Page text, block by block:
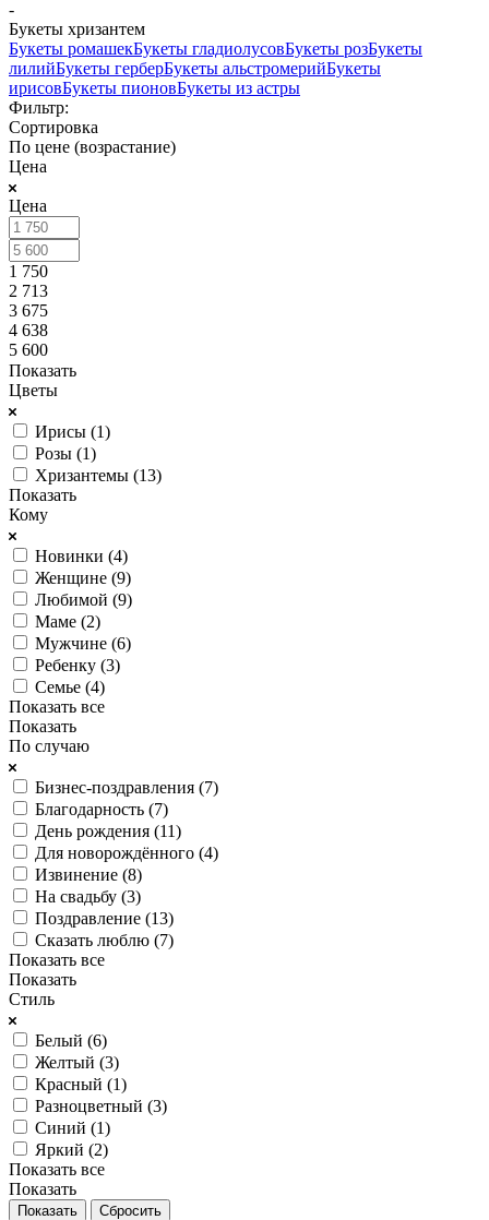
-
Букеты хризантем
Букеты ромашекБукеты гладиолусовБукеты розБукеты
лилийБукеты герберБукеты альстромерийБукеты
ирисовБукеты пионовБукеты из астры
Фильтр:
Сортировка
По цене (возрастание)
Цена
Цена
1 750
2 713
3 675
4 638
5 600
Показать
Цветы
Ирисы (1)
Розы (1)
Хризантемы (13)
Показать
Кому
Новинки (4)
Женщине (9)
Любимой (9)
Маме (2)
Мужчине (6)
Ребенку (3)
Семье (4)
Показать все
Показать
По случаю
Бизнес-поздравления (7)
Благодарность (7)
День рождения (11)
Для новорождённого (4)
Извинение (8)
На свадьбу (3)
Поздравление (13)
Сказать люблю (7)
Показать все
Показать
Стиль
Белый (6)
Желтый (3)
Красный (1)
Разноцветный (3)
Синий (1)
Яркий (2)
Показать все
Показать
Сбросить